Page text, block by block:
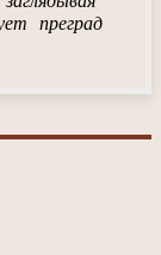
преград